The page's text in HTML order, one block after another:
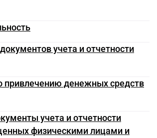
учета и отчетности
привлечению денежных средств
учета и отчетности
физическими лицами и